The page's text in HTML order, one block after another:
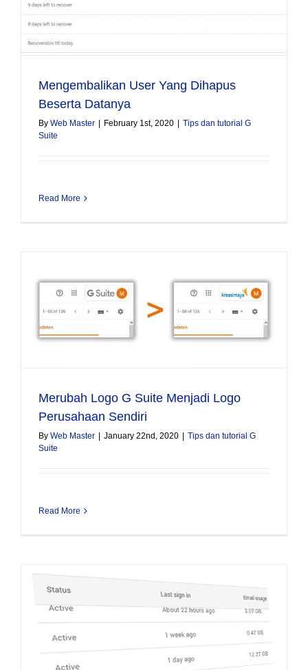
Mengembalikan User Yang Dihapus
Beserta Datanya
By Web Master February 1st, 2020
Tips dan tutorial G
Suite
Read More
Merubah Logo G Suite Menjadi Logo
Perusahaan Sendiri
By Web Master | January 22nd, 2020 | Tips dan tutorial G
Suite
Read More